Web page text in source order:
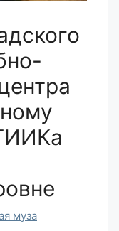
муза